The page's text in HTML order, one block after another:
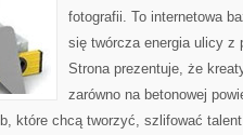
fotografii. To internetowa
się twórcza energia ulicy z
Strona prezentuje, że
zarówno na betonowej
które chcą tworzyć, szlifować